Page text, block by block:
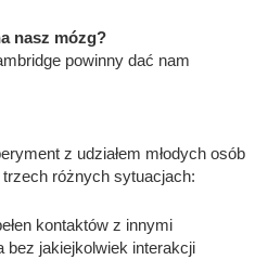
nasz mózg?
powinny dać nam
z udziałem młodych osób
różnych sytuacjach:
kontaktów z innymi
bez jakiejkolwiek interakcji